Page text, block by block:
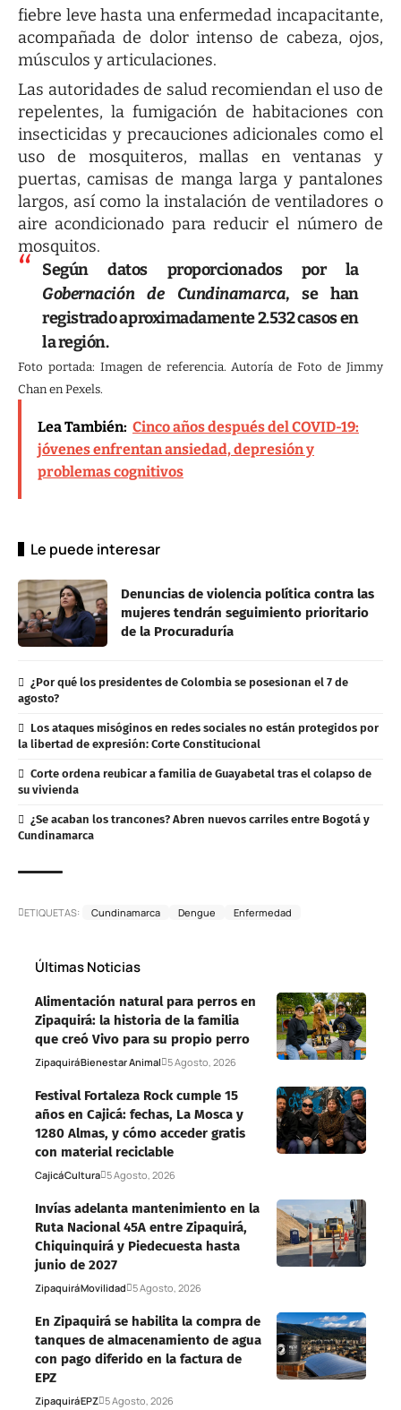
fiebre leve hasta una enfermedad incapacitante,
acompañada de dolor intenso de cabeza, ojos,
músculos y articulaciones.
Las autoridades de salud recomiendan el uso de
repelentes, la fumigación de habitaciones con
insecticidas y precauciones adicionales como el
uso de mosquiteros, mallas en ventanas y
puertas, camisas de manga larga y pantalones
largos, así como la instalación de ventiladores o
aire acondicionado para reducir el número de
mosquitos.
Según datos proporcionados por la
Gobernación de Cundinamarca, se han
registrado aproximadamente 2.532 casos en
la región.
Foto portada: Imagen de referencia. Autoría de Foto de Jimmy
Chan en Pexels.
Lea También: Cinco años después del COVID-19:
jóvenes enfrentan ansiedad, depresión y
problemas cognitivos
Le puede interesar
Denuncias de violencia política contra las
mujeres tendrán seguimiento prioritario
de la Procuraduría
¿Por qué los presidentes de Colombia se posesionan el 7 de
agosto?
Los ataques misóginos en redes sociales no están protegidos por
la libertad de expresión: Corte Constitucional
Corte ordena reubicar a familia de Guayabetal tras el colapso de
su vivienda
¿Se acaban los trancones? Abren nuevos carriles entre Bogotá y
Cundinamarca
ETIQUETAS: Cundinamarca Dengue Enfermedad
Últimas Noticias
Alimentación natural para perros en
Zipaquirá: la historia de la familia
que creó Vivo para su propio perro
ZipaquiráBienestar Animal 5 Agosto, 2026
Festival Fortaleza Rock cumple 15
años en Cajicá: fechas, La Mosca y
1280 Almas, y cómo acceder gratis
con material reciclable
CajicáCultura 5 Agosto, 2026
Invías adelanta mantenimiento en la
Ruta Nacional 45A entre Zipaquirá,
Chiquinquirá y Piedecuesta hasta
junio de 2027
ZipaquiráMovilidad 5 Agosto, 2026
En Zipaquirá se habilita la compra de
tanques de almacenamiento de agua
con pago diferido en la factura de
EPZ
ZipaquiráEPZ 5 Agosto, 2026